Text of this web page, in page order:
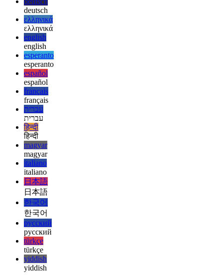
UIパターンとは何ですか？
見てみましょう
Categories